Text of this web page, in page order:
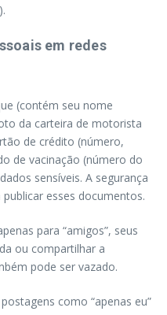
em redes
(contém seu nome
da carteira de motorista
de crédito (número,
de vacinação (número do
sensíveis. A segurança
esses documentos.
para “amigos”, seus
ou compartilhar a
pode ser vazado.
como “apenas eu”